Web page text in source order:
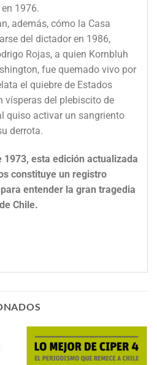
1976.
además, cómo la Casa
del dictador en 1986,
Rojas, a quien Kornbluh
fue quemado vivo por
el quiebre de Estados
vísperas del plebiscito de
quiso activar un sangriento
derrota.
1973, esta edición actualizada
constituye un registro
entender la gran tragedia
Chile.